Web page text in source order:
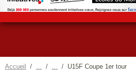
Accueil U15F Coupe 1er tour